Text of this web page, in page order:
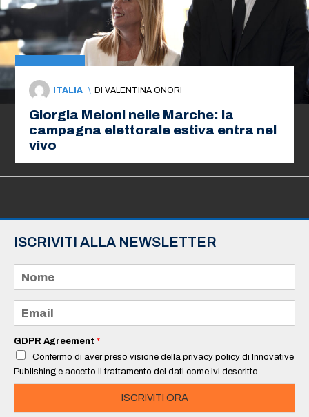
ITALIA \ DIVALENTINA ONORI
Giorgia Meloni nelle Marche: la
campagna elettorale estiva entra nel
vivo
ISCRIVITI ALLA NEWSLETTER
m
e
a
i
*
GDPR Agreement *
Confermo di aver preso visione della privacy policy di Innovative
Publishing e accetto il trattamento dei dati come ivi descritto
ISCRIVITI ORA